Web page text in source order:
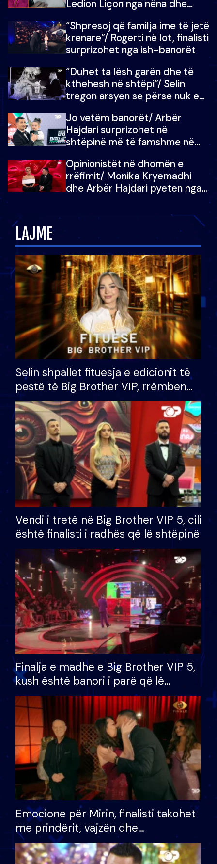
Ledion Liçon nga nëna dhe
mban dot lotët: Nuk meritoj…
“Shpresoj që familja ime të jetë
krenare”/ Rogerti në lot, finalisti
surprizohet nga ish-banorët
“Duhet ta lësh garën dhe të
kthehesh në shtëpi”/ Selin
tregon arsyen se përse nuk e
çoja luftën time deri në fund
Jo vetëm banorët/ Arbër
Hajdari surprizohet në
shtëpinë më të famshme në
vajzën e tij
Opinionistët në dhomën e
rrëfimit/ Monika Kryemadhi
dhe Arbër Hajdari pyeten nga
zëvendësonit njëri-tjetrin?
LAJME
Selin shpallet fituesja e edicionit të
pestë të Big Brother VIP, rrëmben
çmimin e madh prej 100 mijë eurosh
Vendi i tretë në Big Brother VIP 5, cili
është finalisti i radhës që lë shtëpinë
Finalja e madhe e Big Brother VIP 5,
kush është banori i parë që lë
shtëpinë dhe humb mundësinë për
të fituar çmimin e madh
Emocione për Mirin, finalisti takohet
me prindërit, vajzën dhe
bashkëshorten: S’kemi ndonjë letër
divorci apo jo?